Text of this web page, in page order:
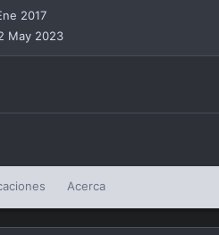
2017
May 2023
Acerca